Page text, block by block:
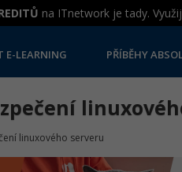
na ITnetwork je tady. Využij
E-LEARNING PŘÍBĚHY
linuxového serveru